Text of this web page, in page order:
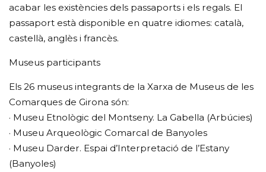
acabar les existències dels passaports i els regals. El
passaport està disponible en quatre idiomes: català,
castellà, anglès i francès.
Museus participants
Els 26 museus integrants de la Xarxa de Museus de les
Comarques de Girona són:
· Museu Etnològic del Montseny. La Gabella (Arbúcies)
· Museu Arqueològic Comarcal de Banyoles
· Museu Darder. Espai d’Interpretació de l’Estany
(Banyoles)